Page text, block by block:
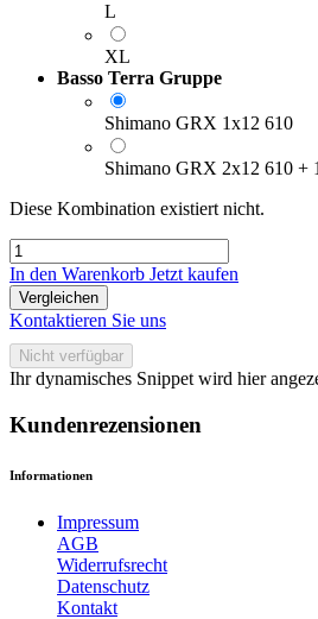
L
XL
Basso Terra Gruppe
Shimano GRX 1x12 610
Shimano GRX 2x12 610 +
Diese Kombination existiert nicht.
In den Warenkorb Jetzt kaufen
Vergleichen
Kontaktieren Sie uns
Nicht verfügbar
Ihr dynamisches Snippet wird hier
Kundenrezensionen
Informationen
Impressum
AGB
Widerrufsrecht
Datenschutz
Kontakt